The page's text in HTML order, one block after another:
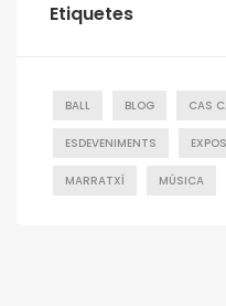
Etiquetes
BALL BLOG CAS
ESDEVENIMENTS
MARRATXÍ MÚSICA